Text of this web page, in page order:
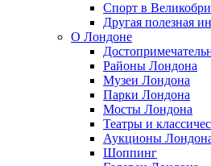
Спорт в
Другая полезная
О Лондоне
Районы Лондона
Музеи Лондона
Парки Лондона
Мосты Лондона
Театры и
Аукционы
Шоппинг